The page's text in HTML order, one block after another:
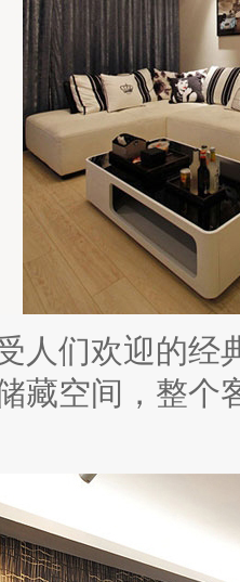
们欢迎的经
藏空间，整个